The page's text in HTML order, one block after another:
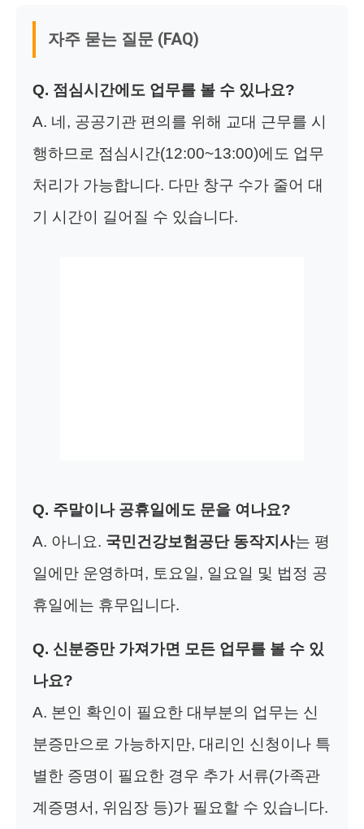
자주 묻는 질문 (FAQ)
Q. 점심시간에도 업무를 볼 수 있나요?
A. 네, 공공기관 편의를 위해 교대 근무를 시
행하므로 점심시간(12:00~13:00)에도 업무
처리가 가능합니다. 다만 창구 수가 줄어 대
기 시간이 길어질 수 있습니다.
Q. 주말이나 공휴일에도 문을 여나요?
A. 아니요. 국민건강보험공단 동작지사는 평
일에만 운영하며, 토요일, 일요일 및 법정 공
휴일에는 휴무입니다.
Q. 신분증만 가져가면 모든 업무를 볼 수 있
나요?
A. 본인 확인이 필요한 대부분의 업무는 신
분증만으로 가능하지만, 대리인 신청이나 특
별한 증명이 필요한 경우 추가 서류(가족관
계증명서, 위임장 등)가 필요할 수 있습니다.